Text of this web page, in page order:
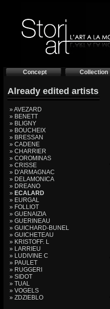
Concept Collection
Already edited artists
» AVEZARD
» BENETT
» BLIGNY
» BOUCHEIX
» BRESSAN
» CADENE
» CHARRIER
» COROMINAS
» CRISSE
» D'ARMAGNAC
» DELAMONICA
» DREANO
» ECALARD
» EURGAL
» FOLLIOT
» GUENAIZIA
» GUERINEAU
» GUICHARD-BUNEL
» GUICHETEAU
» KRISTOFF. L
» LARRIEU
» LUDIVINE C
» PAULET
» RUGGERI
» SIDOT
» TUAL
» VOGELS
» ZDZIEBLO